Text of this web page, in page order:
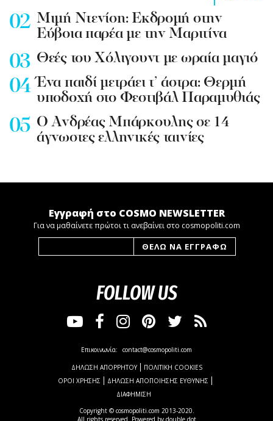
Mιμή Ντενίση: Εκδρομή στην
Εύβοια παρέα με την Μαριτίνα
Θεές του Χόλιγουντ με ωραία μαγιό
Ένα παιδί μετράει τ’ άστρα: Θερμή
υποδοχή στο Φεστιβάλ Παραμυθιάς
Ο Ανδρέας Μπάρκουλης σε 14
άγνωστες ελληνικές ταινίες
Εγγραφή στο COSMO NEWSLETTER
Για να μαθαίνετε πρώτοι τι ανεβαίνει στο cosmopoliti.com
FOLLOW US
Copyright © cosmopoliti.com 2013-2020.
All rights reserved. Powered by double dot
Επικοινωνία: contact@cosmopoliti.com
ΔΗΛΩΣΗ ΑΠΟΡΡΗΤΟΥ
ΠΟΛΙΤΙΚΗ COOKIES
ΟΡΟΙ ΧΡΗΣΗΣ
ΔΗΛΩΣΗ ΑΠΟΠΟΙΗΣΗΣ ΕΥΘΥΝΗΣ
ΔΙΑΦΗΜΙΣΗ